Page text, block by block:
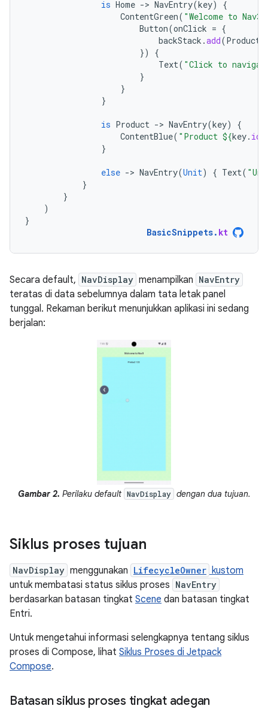
is Home -> NavEntry(key)
{
ContentGreen( "Welcome to Nav3"
Button(onClick = {
backStack .add(Product
})
{
Text( "Click to
}
}
}
is Product -> NavEntry(key)
{
ContentBlue( "Product ${key. id
}
else -> NavEntry(Unit) { Text(
}
}
)
}
BasicSnippets. kt
Secara default, NavDisplay menampilkan NavEntry
teratas di data sebelumnya dalam tata letak panel
tunggal. Rekaman berikut menunjukkan aplikasi ini sedang
berjalan:
Gambar 2. Perilaku default NavDisplay dengan dua tujuan.
Siklus proses tujuan
NavDisplay menggunakan LifecycleOwner kustom
untuk membatasi status siklus proses NavEntry
berdasarkan batasan tingkat Scene dan batasan tingkat
Entri.
Untuk mengetahui informasi selengkapnya tentang siklus
proses di Compose, lihat Siklus Proses di Jetpack
Compose.
Batasan siklus proses tingkat adegan